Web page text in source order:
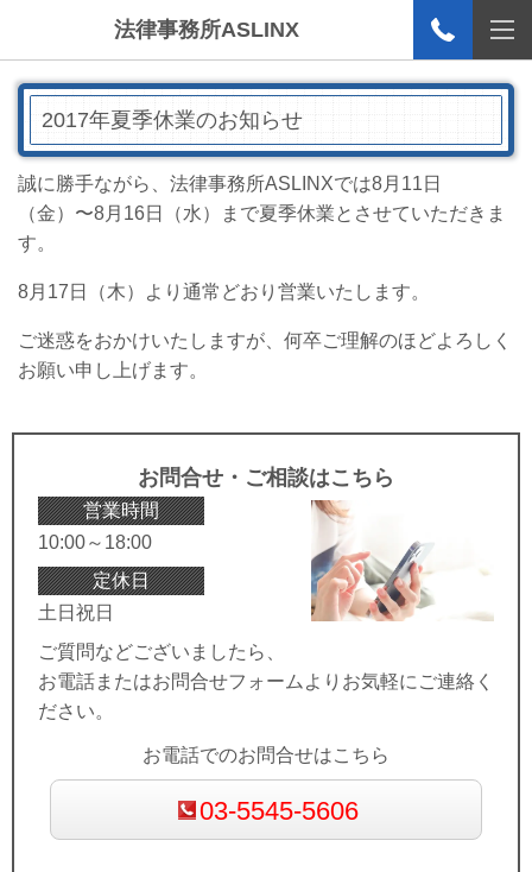
法律事務所ASLINX
2017年夏季休業のお知らせ
誠に勝手ながら、法律事務所ASLINXでは8月11日
（金）〜8月16日（水）まで夏季休業とさせていただきま
す。
8月17日（木）より通常どおり営業いたします。
ご迷惑をおかけいたしますが、何卒ご理解のほどよろしく
お願い申し上げます。
お問合せ・ご相談はこちら
営業時間
10:00～18:00
定休日
土日祝日
ご質問などございましたら、
お電話またはお問合せフォームよりお気軽にご連絡く
ださい。
お電話でのお問合せはこちら
03-5545-5606